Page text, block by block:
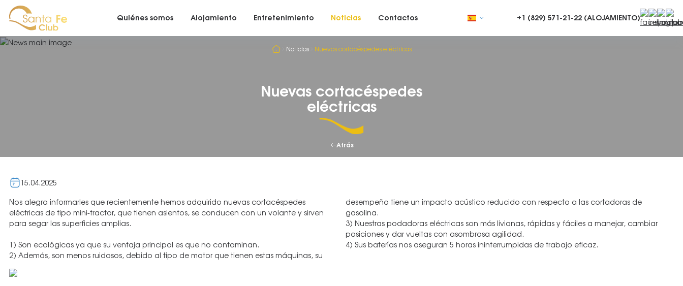
Quiénes somos Alojamiento Entretenimiento Noticias Contactos +1 (829) 571-21-22 (ALOJAMIENTO)
Noticias Nuevas cortacéspedes eléctricas
Nuevas cortacéspedes
eléctricas
Atrás
15.04.2025
Nos alegra informarles que recientemente hemos adquirido nuevas cortacéspedes
eléctricas de tipo mini-tractor, que tienen asientos, se conducen con un volante y sirven
para segar las superficies amplias.
1) Son ecológicas ya que su ventaja principal es que no contaminan.
2) Además, son menos ruidosos, debido al tipo de motor que tienen estas máquinas, su
desempeño tiene un impacto acústico reducido con respecto a las cortadoras de
gasolina.
3) Nuestras podadoras eléctricas son más livianas, rápidas y fáciles a manejar, cambiar
posiciones y dar vueltas con asombrosa agilidad.
4) Sus baterías nos aseguran 5 horas ininterrumpidas de trabajo eficaz.